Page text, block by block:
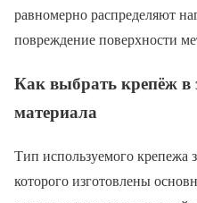
равномерно распределяют
повреждение поверхности
Как выбрать крепёж в
материала
Тип используемого крепежа
которого изготовлены